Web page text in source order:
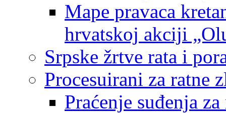
Mape pravaca
hrvatskoj akciji
Srpske žrtve rata i
Procesuirani za ratne
Praćenje suđenja